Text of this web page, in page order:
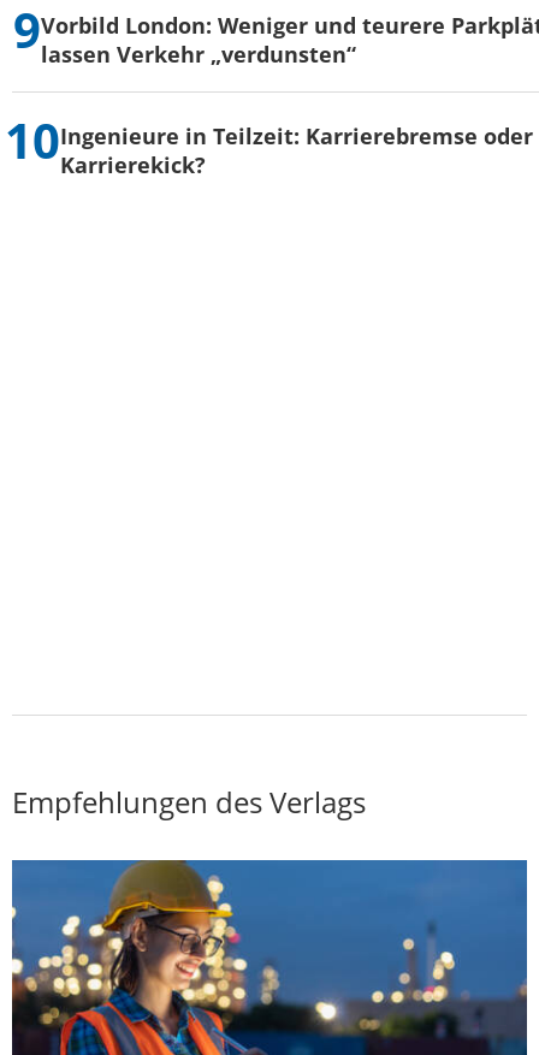
Vorbild London: Weniger und teurere
lassen Verkehr „verdunsten“
Ingenieure in Teilzeit: Karrierebremse oder
Karrierekick?
Empfehlungen des Verlags